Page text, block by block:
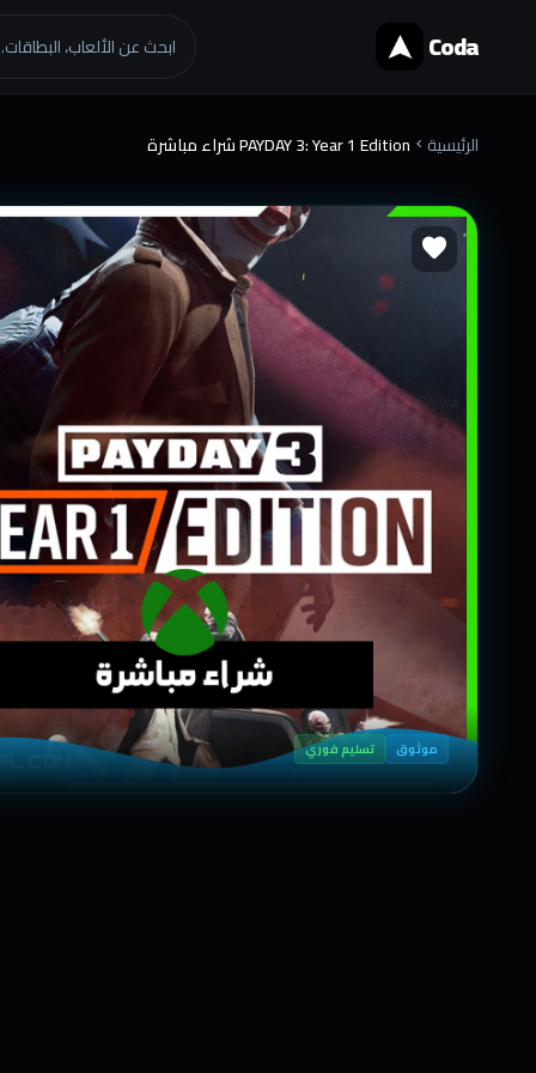
Coda ابحث عن الألعاب،
الرئيسية chevron_right PAYDAY 3: Year 1 Edition شراء مباشرة
favorite
موثوق تسليم فوري